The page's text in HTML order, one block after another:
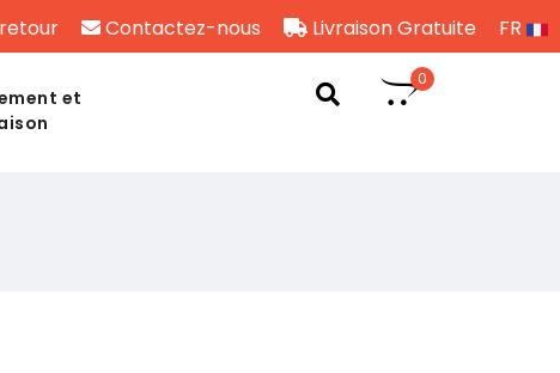
Contactez-nous Livraison Gratuite FR
et
0